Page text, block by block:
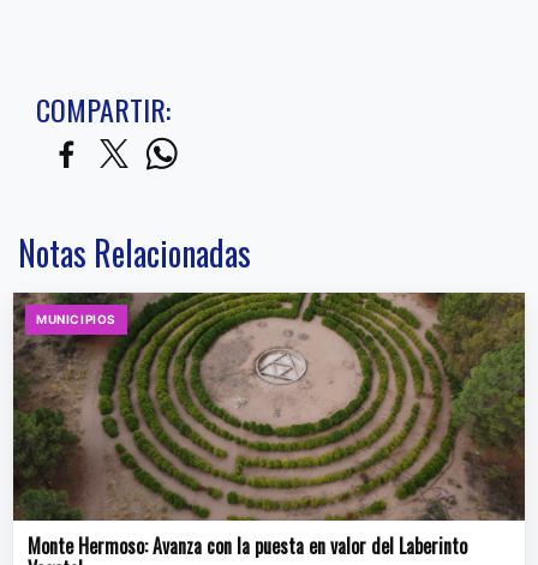
COMPARTIR:
Notas Relacionadas
MUNICIPIOS
Monte Hermoso: Avanza con la puesta en valor del Laberinto